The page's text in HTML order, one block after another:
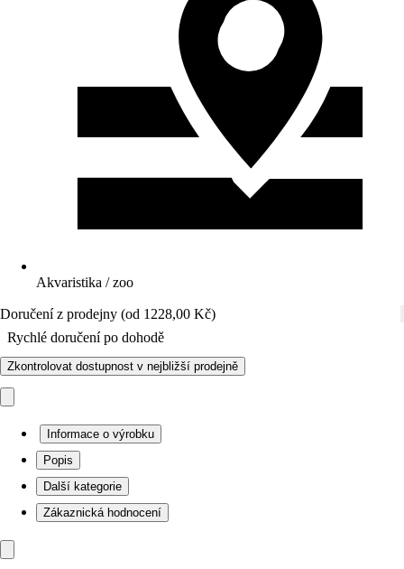
Akvaristika / zoo
Doručení z prodejny (od 1228,00 Kč)
Rychlé doručení po dohodě
Zkontrolovat dostupnost v nejbližší prodejně
Informace o výrobku
Popis
Další kategorie
Zákaznická hodnocení